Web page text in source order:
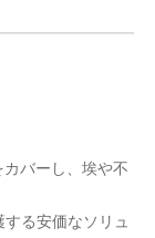
バーし、埃や不
る安価なソリュ